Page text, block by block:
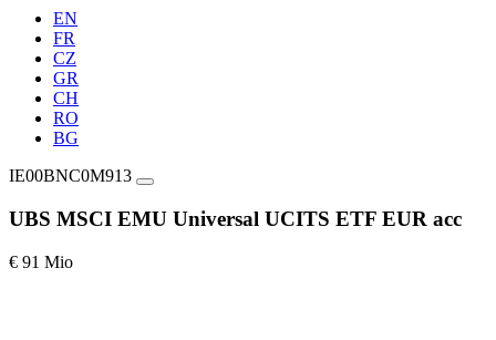
EN
FR
CZ
GR
CH
RO
BG
IE00BNC0M913
UBS MSCI EMU Universal UCITS ETF EUR acc
€ 91 Mio